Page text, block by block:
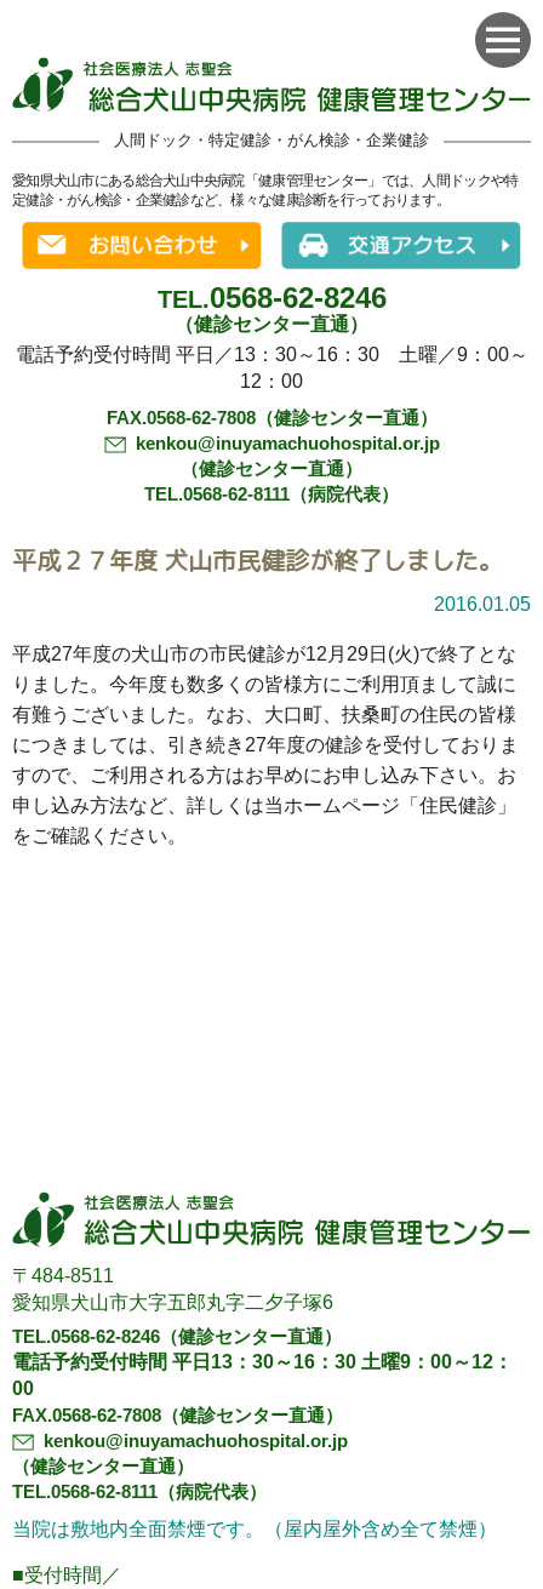
人間ドック・特定健診・がん検診・企業健診
愛知県犬山市にある総合犬山中央病院「健康管理センター」では、人間ドックや特
定健診・がん検診・企業健診など、様々な健康診断を行っております。
TEL.0568-62-8246
（健診センター直通）
電話予約受付時間 平日／13：30～16：30 土曜／9：00～
12：00
FAX.0568-62-7808（健診センター直通）
kenkou@inuyamachuohospital.or.jp
（健診センター直通）
TEL.0568-62-8111（病院代表）
平成２７年度 犬山市民健診が終了しました。
2016.01.05
平成27年度の犬山市の市民健診が12月29日(火)で終了とな
りました。今年度も数多くの皆様方にご利用頂まして誠に
有難うございました。なお、大口町、扶桑町の住民の皆様
につきましては、引き続き27年度の健診を受付しておりま
すので、ご利用される方はお早めにお申し込み下さい。お
申し込み方法など、詳しくは当ホームページ「住民健診」
をご確認ください。
〒484-8511
愛知県犬山市大字五郎丸字二夕子塚6
TEL.0568-62-8246 （健診センター直通）
電話予約受付時間 平日13：30～16：30 土曜9：00～12：
00
FAX.0568-62-7808（健診センター直通）
kenkou@inuyamachuohospital.or.jp
（健診センター直通）
TEL.0568-62-8111（病院代表）
当院は敷地内全面禁煙です。（屋内屋外含め全て禁煙）
■受付時間／